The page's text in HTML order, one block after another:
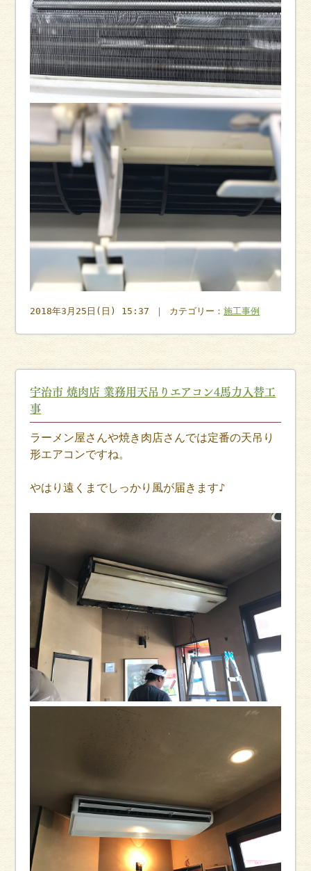
2018年3月25日(日) 15:37 ｜ カテゴリー：施工事例
宇治市 焼肉店 業務用天吊りエアコン4馬力入替工
事
ラーメン屋さんや焼き肉店さんでは定番の天吊り
形エアコンですね。
やはり遠くまでしっかり風が届きます♪